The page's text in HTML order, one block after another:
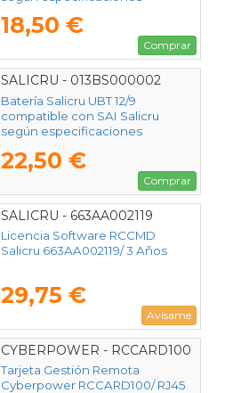
18,50 €
Comprar
SALICRU - 013BS000002
Batería Salicru UBT 12/9
compatible con SAI Salicru
según especificaciones
22,50 €
Comprar
SALICRU - 663AA002119
Licencia Software RCCMD
Salicru 663AA002119/ 3 Años
29,75 €
Avísame
CYBERPOWER - RCCARD100
Tarjeta Gestión Remota
Cyberpower RCCARD100/ RJ45